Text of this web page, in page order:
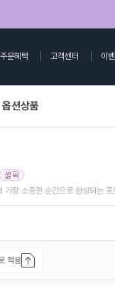
주문혜택 고객센터 이
옵션상품
가장 소중한 순간으로 완성되는
적용